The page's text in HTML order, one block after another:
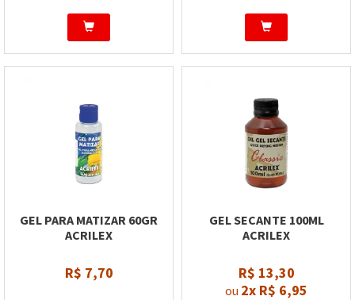
GEL PARA MATIZAR 60GR
ACRILEX
R$ 7,70
GEL SECANTE 100ML
ACRILEX
R$ 13,30
ou 2x R$ 6,95